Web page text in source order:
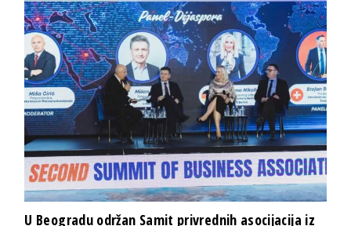
U Beogradu održan Samit privrednih asocijacija iz